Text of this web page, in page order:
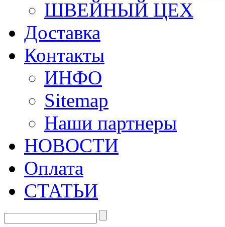
ШВЕЙНЫЙ ЦЕХ
Доставка
Контакты
ИНФО
Sitemap
Наши партнеры
НОВОСТИ
Оплата
СТАТЬИ